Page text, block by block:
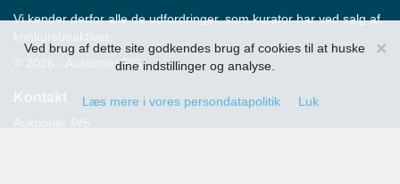
×
Ved brug af dette site godkendes brug af cookies til at huske
dine indstillinger og analyse.
Læs mere i vores persondatapolitik Luk
Vi kender derfor alle de udfordringer, som kurator har ved salg af
konkursboaktiver.
© 2026 - Auktioner P/S
Kontakt
Auktioner P/S